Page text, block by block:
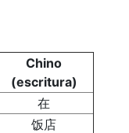
Chino
(escritura)
在
饭店